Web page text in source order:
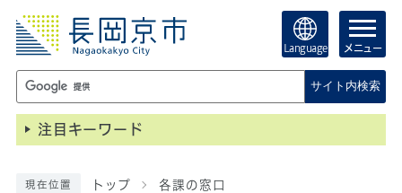
Language メニュー
サイト内検索
注目キーワード
現在位置 トップ 各課の窓口